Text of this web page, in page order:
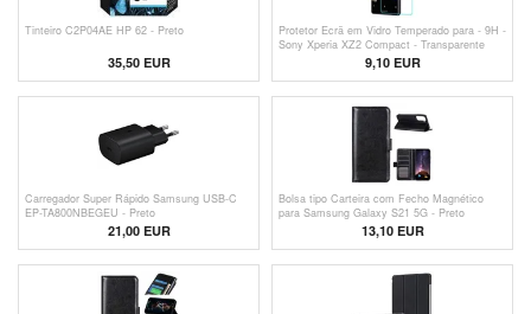
Tinteiro C2P04AE HP 62 - Preto
35,50 EUR
Protetor Ecrã em Vidro Temperado para - 9H -
Sony Xperia XZ2 Compact - Transparente
9,10 EUR
Carregador Super Rápido Samsung USB-C
EP-TA800NBEGEU - Preto
21,00 EUR
Bolsa tipo Carteira com Fecho Magnético
para Samsung Galaxy S21 5G - Preto
13,10 EUR